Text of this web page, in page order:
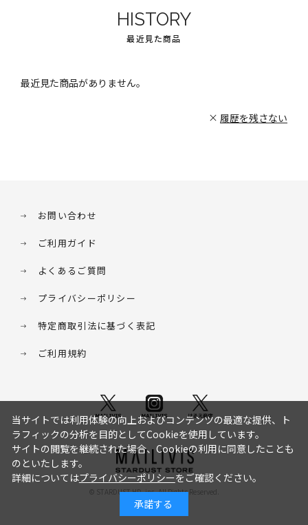
HISTORY
最近見た商品
最近見た商品がありません。
履歴を残さない
お問い合わせ
ご利用ガイド
よくあるご質問
プライバシーポリシー
特定商取引法に基づく表記
ご利用規約
© STARDUST HD. inc. All Rights Reserved.
当サイトでは利用体験の向上およびコンテンツの最適な提供、ト
ラフィックの分析を目的としてCookieを使用しています。
サイトの閲覧を継続された場合、Cookieの利用に同意したことも
のといたします。
詳細についてはプライバシーポリシーをご確認ください。
承諾する